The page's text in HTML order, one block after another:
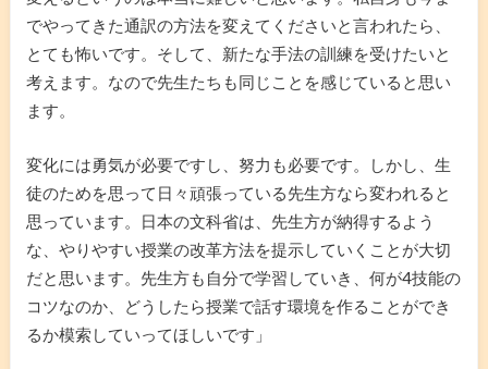
でやってきた通訳の方法を変えてくださいと言われたら、
とても怖いです。そして、新たな手法の訓練を受けたいと
考えます。なので先生たちも同じことを感じていると思い
ます。
変化には勇気が必要ですし、努力も必要です。しかし、生
徒のためを思って日々頑張っている先生方なら変われると
思っています。日本の文科省は、先生方が納得するよう
な、やりやすい授業の改革方法を提示していくことが大切
だと思います。先生方も自分で学習していき、何が4技能の
コツなのか、どうしたら授業で話す環境を作ることができ
るか模索していってほしいです」